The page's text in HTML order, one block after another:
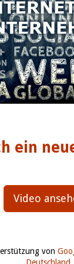
ein
Video
von